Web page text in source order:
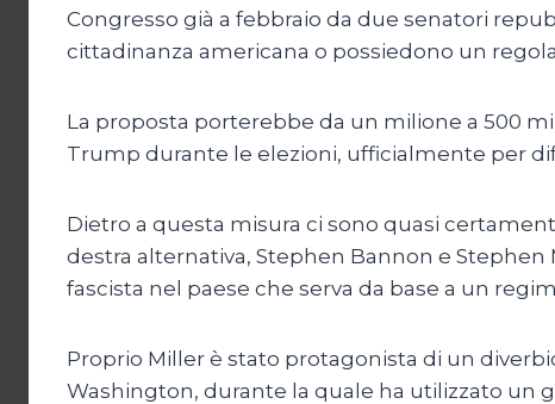
Congresso già a febbraio da due senatori
cittadinanza americana o possiedono un
La proposta porterebbe da un milione a 500
Trump durante le elezioni, ufficialmente per
Dietro a questa misura ci sono quasi
destra alternativa, Stephen Bannon e
fascista nel paese che serva da base a un
Proprio Miller è stato protagonista di un
Washington, durante la quale ha utilizzato un